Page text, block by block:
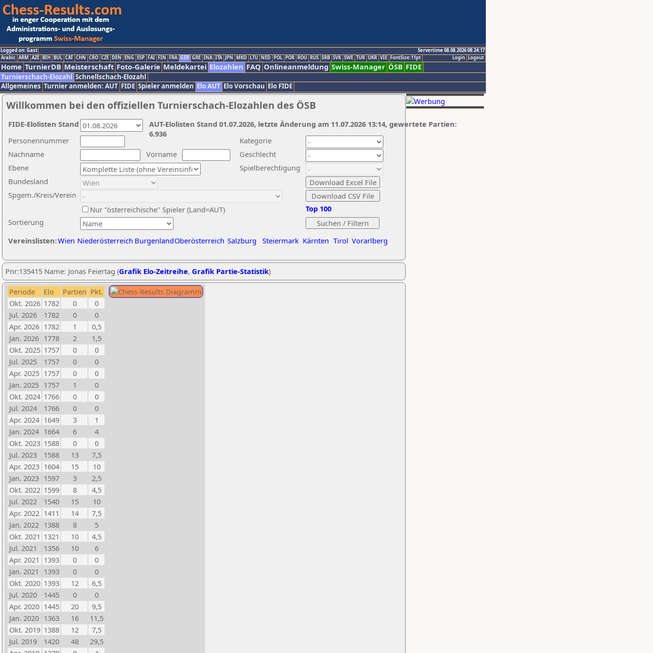
Logged on: Gast
Servertime 08.08.2026 08:24:17
Logout
Login
Arabic ARM AZE BIH BUL CAT CHN CRO CZE DEN ENG ESP FAI FIN FRA GER GRE INA ITA JPN MKD LTU NED POL POR ROU RUS SRB SVK SWE TUR UKR VIE FontSize:11pt
Home TurnierDB Meisterschaft Foto-Galerie Meldekartei Elozahlen FAQ Onlineanmeldung Swiss-Manager ÖSB FIDE
Turnierschach-Elozahl Schnellschach-Elozahl
Allgemeines Turnier anmelden: AUT FIDE Spieler anmelden Elo AUT Elo Vorschau Elo FIDE
Willkommen bei den offiziellen Turnierschach-Elozahlen des ÖSB
Nachname
Vorname
Ebene
Kategorie
Sortierung
Personennummer
Bundesland
Spgem./Kreis/Verein
Geschlecht
Nur "österreichische" Spieler (Land=AUT)
Spielberechtigung
Vereinslisten:Wien Niederösterreich BurgenlandOberösterreich Salzburg Steiermark Kärnten Tirol Vorarlberg
Top 100
AUT-Elolisten Stand 01.07.2026, letzte Änderung am 11.07.2026 13:14, gewertete Partien:
6.936
FIDE-Elolisten Stand
Pnr:135415 Name: Jonas Feiertag (Grafik Elo-Zeitreihe, Grafik Partie-Statistik)
Periode Elo Partien Pkt.
Okt. 2026 1782 0
0
Jul. 2026
1782 0
0
Apr. 2026 1782 1
0,5
Jan. 2026 1778 2
1,5
Okt. 2025 1757 0
0
Jul. 2025
1757 0
0
Apr. 2025 1757 0
0
Jan. 2025 1757 1
0
Okt. 2024 1766 0
0
Jul. 2024
1766 0
0
Apr. 2024 1649 3
1
Jan. 2024 1664 6
4
Okt. 2023 1588 0
0
Jul. 2023
1588 13
7,5
Apr. 2023 1604 15
10
Jan. 2023 1597 3
2,5
Okt. 2022 1599 8
4,5
Jul. 2022
1540 15
10
Apr. 2022 1411 14
7,5
Jan. 2022 1388 8
5
Okt. 2021 1321 10
4,5
Jul. 2021
1356 10
6
Apr. 2021 1393 0
0
Jan. 2021
1393 0
0
Okt. 2020 1393 12
6,5
Jul. 2020
1445 0
0
Apr. 2020 1445 20
9,5
Jan. 2020 1363 16
11,5
Okt. 2019 1388 12
7,5
Jul. 2019
1420 48
29,5